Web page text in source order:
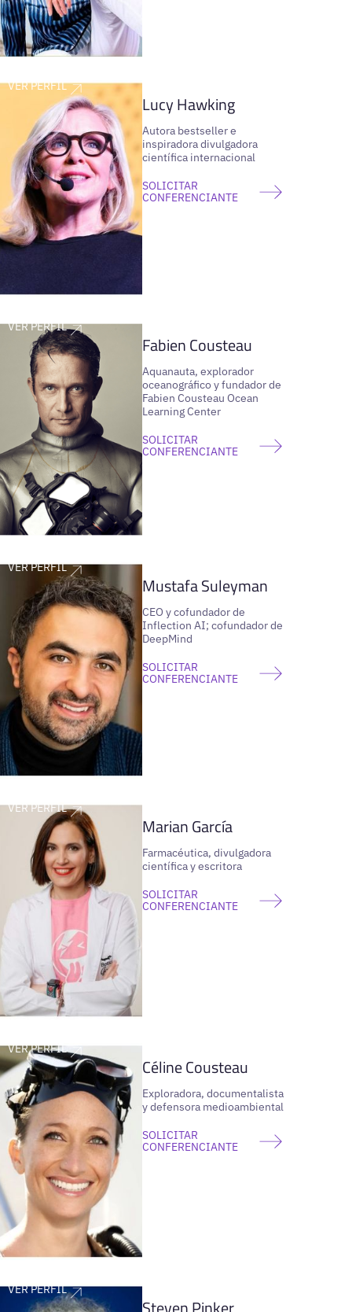
VER PERFIL
Lucy Hawking
Autora bestseller e
inspiradora divulgadora
científica internacional
SOLICITAR
CONFERENCIANTE
VER PERFIL
Fabien Cousteau
Aquanauta, explorador
oceanográfico y fundador de
Fabien Cousteau Ocean
Learning Center
SOLICITAR
CONFERENCIANTE
VER PERFIL
Mustafa Suleyman
CEO y cofundador de
Inflection AI; cofundador de
DeepMind
SOLICITAR
CONFERENCIANTE
VER PERFIL
Marian García
Farmacéutica, divulgadora
científica y escritora
SOLICITAR
CONFERENCIANTE
VER PERFIL
Céline Cousteau
Exploradora, documentalista
y defensora medioambiental
SOLICITAR
CONFERENCIANTE
VER PERFIL